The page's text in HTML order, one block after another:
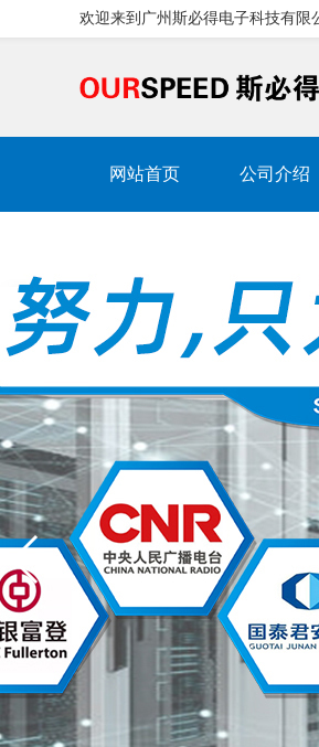
欢迎来到广州斯必得电子科技有限
网站首页 公司介绍